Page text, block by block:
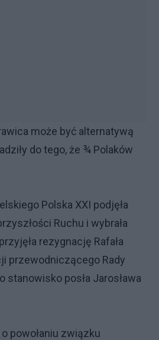
może być alternatywą
do tego, że ¾ Polaków
Polska XXI podjęła
Ruchu i wybrała
rezygnację Rafała
przewodniczącego Rady
stanowisko posła Jarosława
powołaniu związku